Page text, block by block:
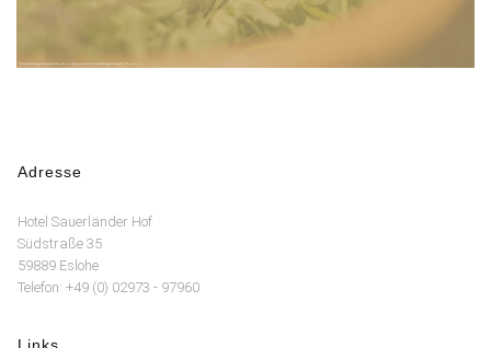
Adresse
Hotel Sauerländer Hof
Südstraße 35
59889 Eslohe
Telefon: +49 (0) 02973 - 97960